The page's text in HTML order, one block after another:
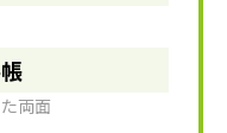
両面